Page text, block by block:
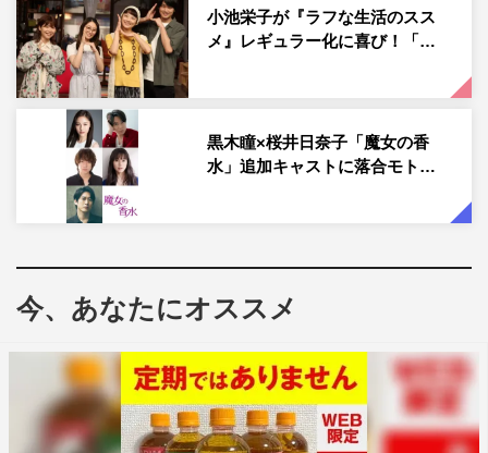
企画・演出は、昨年4月～5月に放送された『ここにタイト
ルを入力』を手掛けた若手ディレクター。バイきんぐ・小
峠英二の体の左半分をクイズ番組、右半分をトーク番組に
参加させ、2番組を同時に収録したり、トーク番組のひな
壇の女性ゲストが全員アンミカだったりとあまりにもカオ
スな番組内容だったことから、「意味が分からない！」
「シュール！」「狂気を感じる！」などのコメントがSNS
番組情報
『ケーキのかわり』
フジテレビ ※関東ローカル
2023年6月24日（土）午後1時30分～2時30分
小池栄子が『ラフな生活のスス
メ』レギュラー化に喜び！「…
黒木瞳×桜井日奈子「魔女の香
水」追加キャストに落合モト…
今、あなたにオススメ